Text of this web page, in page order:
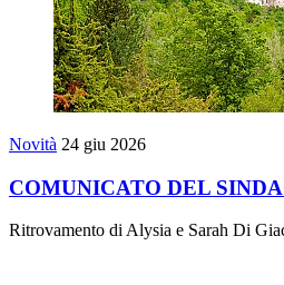
Novità 24 giu 2026
COMUNICATO DEL
Ritrovamento di Alysia e Sarah Di